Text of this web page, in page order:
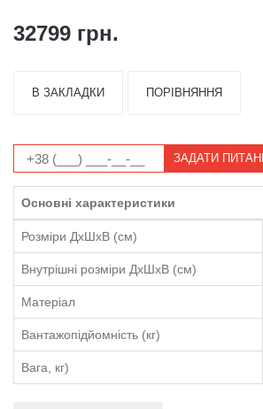
32799 грн.
В ЗАКЛАДКИ ПОРІВНЯННЯ
ЗАДАТИ
Основні характеристики
Розміри ДхШхВ (см)
Внутрішні розміри ДхШхВ (см)
Матеріал
Вантажопідйомність (кг)
Вага, кг)